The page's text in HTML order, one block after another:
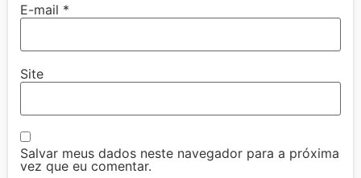
E-mail *
Site
Salvar meus dados neste navegador para a próxima
vez que eu comentar.